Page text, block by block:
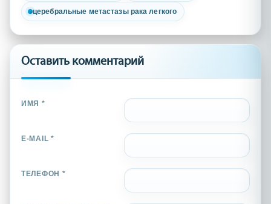
церебральные метастазы рака легкого
Оставить комментарий
ИМЯ *
E-MAIL *
ТЕЛЕФОН *